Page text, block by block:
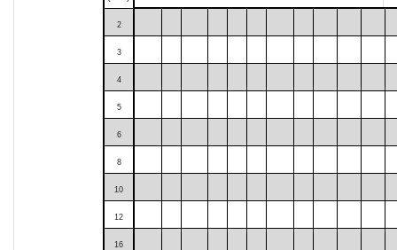
2
3
4
5
6
8
10
12
16